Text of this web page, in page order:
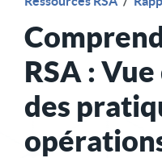
RSA :
des